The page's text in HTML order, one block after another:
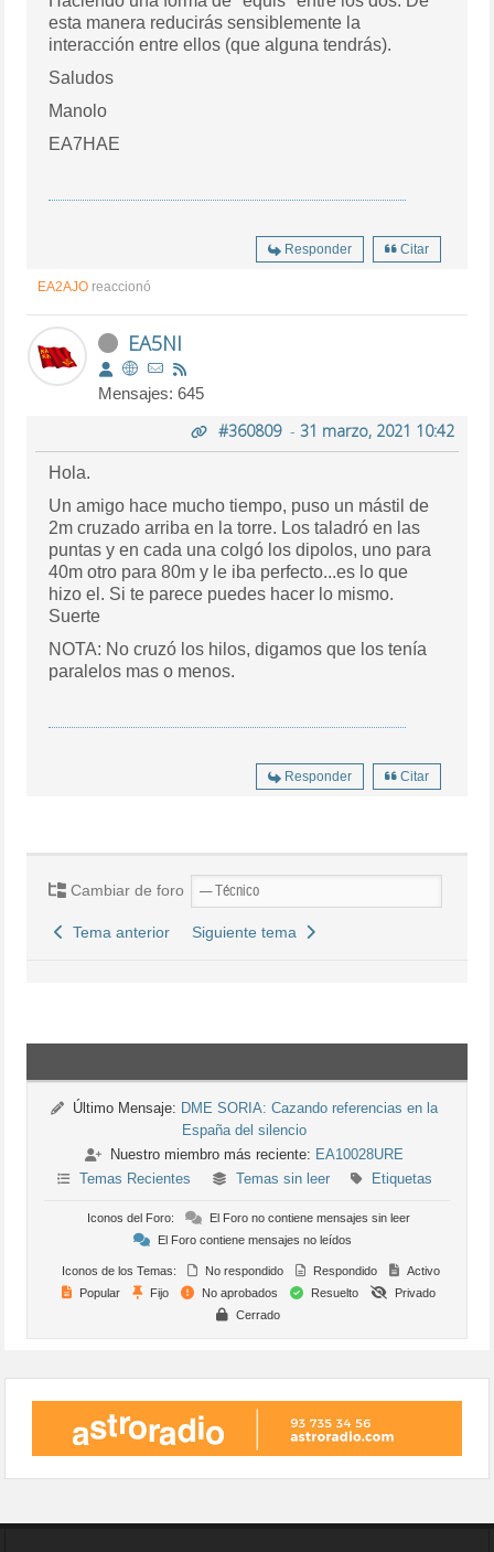
esta manera reducirás sensiblemente la
interacción entre ellos (que alguna tendrás).
Saludos
Manolo
EA7HAE
Responder Citar
EA2AJO reaccionó
EA5NI
Mensajes: 645
#360809- 31 marzo, 2021 10:42
Hola.
Un amigo hace mucho tiempo, puso un mástil de
2m cruzado arriba en la torre. Los taladró en las
puntas y en cada una colgó los dipolos, uno para
40m otro para 80m y le iba perfecto...es lo que
hizo el. Si te parece puedes hacer lo mismo.
Suerte
NOTA: No cruzó los hilos, digamos que los tenía
paralelos mas o menos.
Responder Citar
Cambiar de foro
Tema anterior Siguiente tema
Último Mensaje: DME SORIA: Cazando referencias en la
España del silencio
Nuestro miembro más reciente: EA10028URE
Temas Recientes
Temas sin leer Etiquetas
Iconos del Foro:
El Foro no contiene mensajes sin leer
El Foro contiene mensajes no leídos
Iconos de los Temas: No respondido Respondido
Activo
Popular
Fijo No aprobados Resuelto
Privado
Cerrado